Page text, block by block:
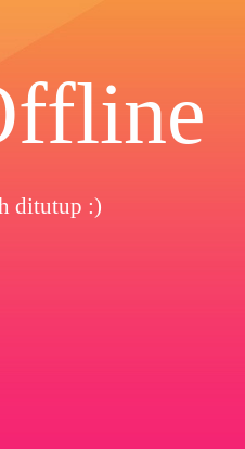
ditutup :)